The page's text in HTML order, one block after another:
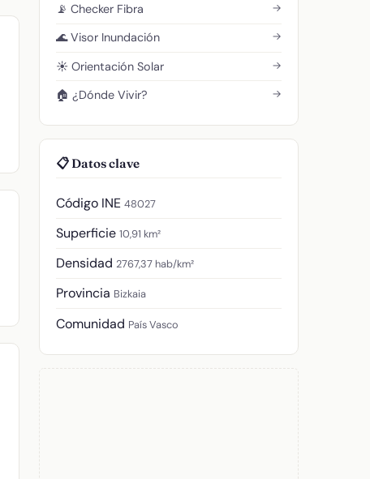
📡 Checker Fibra →
🌊 Visor Inundación →
☀️ Orientación Solar →
🏠 ¿Dónde Vivir? →
📋 Datos clave
Código INE 48027
Superficie 10,91 km²
Densidad 2767,37 hab/km²
Provincia Bizkaia
Comunidad País Vasco